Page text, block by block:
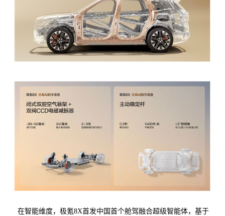
在智能维度，极氪8X首发中国首个舱驾融合超级智能体，基于